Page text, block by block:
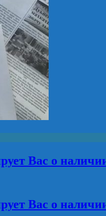
Вас о
Вас о